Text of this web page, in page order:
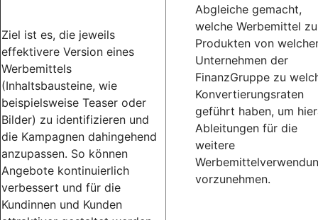
Ziel ist es, die jeweils
effektivere Version eines
Werbemittels
(Inhaltsbausteine, wie
beispielsweise Teaser oder
Bilder) zu identifizieren und
die Kampagnen dahingehend
anzupassen. So können
Angebote kontinuierlich
verbessert und für die
Kundinnen und Kunden
Abgleiche gemacht,
welche Werbemittel zu
Produkten von
Unternehmen der
FinanzGruppe zu
Konvertierungsraten
geführt haben, um
Ableitungen für die
weitere
vorzunehmen.